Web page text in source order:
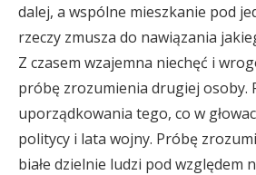
dalej, a wspólne mieszkanie pod
rzeczy zmusza do nawiązania
Z czasem wzajemna niechęć i
próbę zrozumienia drugiej osoby.
uporządkowania tego, co w
politycy i lata wojny. Próbę
białe dzielnie ludzi pod względem